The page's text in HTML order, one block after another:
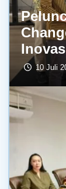
10 Juli